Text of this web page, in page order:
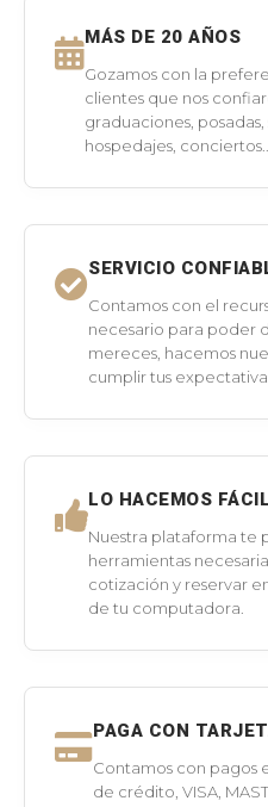
MÁS DE 20 AÑOS
Gozamos con la
clientes que nos
graduaciones,
hospedajes, conciertos...
SERVICIO
Contamos con el
necesario para poder
mereces, hacemos
cumplir tus
LO HACEMOS FÁCIL
Nuestra plataforma te
herramientas
cotización y reservar
de tu computadora.
PAGA CON
Contamos con pagos
de crédito, VISA,